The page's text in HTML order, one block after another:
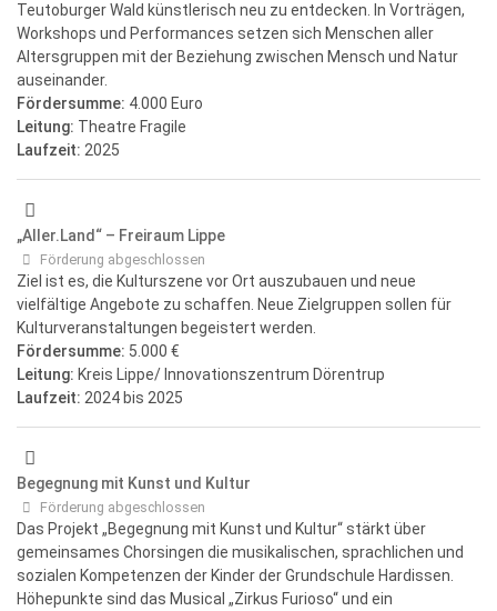
Teutoburger Wald künstlerisch neu zu entdecken. In Vorträgen,
Workshops und Performances setzen sich Menschen aller
Altersgruppen mit der Beziehung zwischen Mensch und Natur
auseinander.
Fördersumme: 4.000 Euro
Leitung: Theatre Fragile
Laufzeit: 2025
„Aller.Land“ – Freiraum Lippe
Förderung abgeschlossen
Ziel ist es, die Kulturszene vor Ort auszubauen und neue
vielfältige Angebote zu schaffen. Neue Zielgruppen sollen für
Kulturveranstaltungen begeistert werden.
Fördersumme: 5.000 €
Leitung: Kreis Lippe/ Innovationszentrum Dörentrup
Laufzeit: 2024 bis 2025
Begegnung mit Kunst und Kultur
Förderung abgeschlossen
Das Projekt „Begegnung mit Kunst und Kultur“ stärkt über
gemeinsames Chorsingen die musikalischen, sprachlichen und
sozialen Kompetenzen der Kinder der Grundschule Hardissen.
Höhepunkte sind das Musical „Zirkus Furioso“ und ein